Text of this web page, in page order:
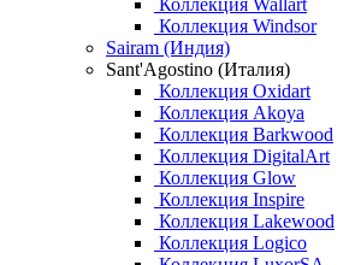
Коллекция Wallart
Коллекция Windsor
Sairam (Индия)
Sant'Agostino (Италия)
Коллекция Oxidart
Коллекция Akoya
Коллекция Barkwood
Коллекция DigitalArt
Коллекция Glow
Коллекция Inspire
Коллекция Lakewood
Коллекция Logico